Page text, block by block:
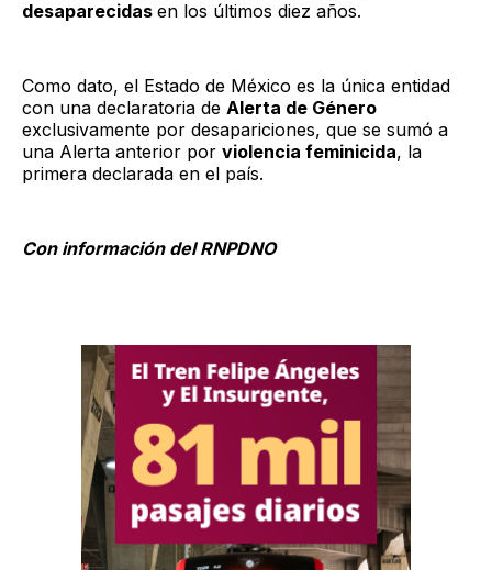
desaparecidas en los últimos diez años.
Como dato, el Estado de México es la única entidad
con una declaratoria de Alerta de Género
exclusivamente por desapariciones, que se sumó a
una Alerta anterior por violencia feminicida, la
primera declarada en el país.
Con información del RNPDNO